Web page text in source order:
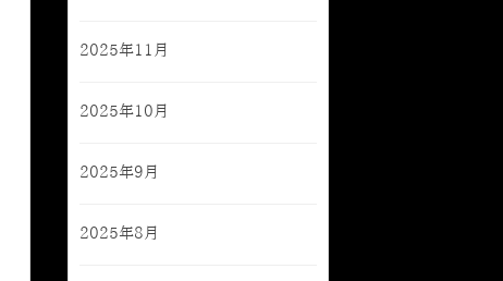
2025年11月
2025年10月
2025年9月
2025年8月